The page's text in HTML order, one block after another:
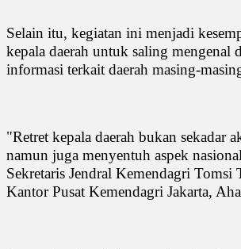
Selain itu, kegiatan ini menjadi
kepala daerah untuk saling mengenal
informasi terkait daerah masing-
"Retret kepala daerah bukan sekadar
namun juga menyentuh aspek
Sekretaris Jendral Kemendagri Tomsi
Kantor Pusat Kemendagri Jakarta,